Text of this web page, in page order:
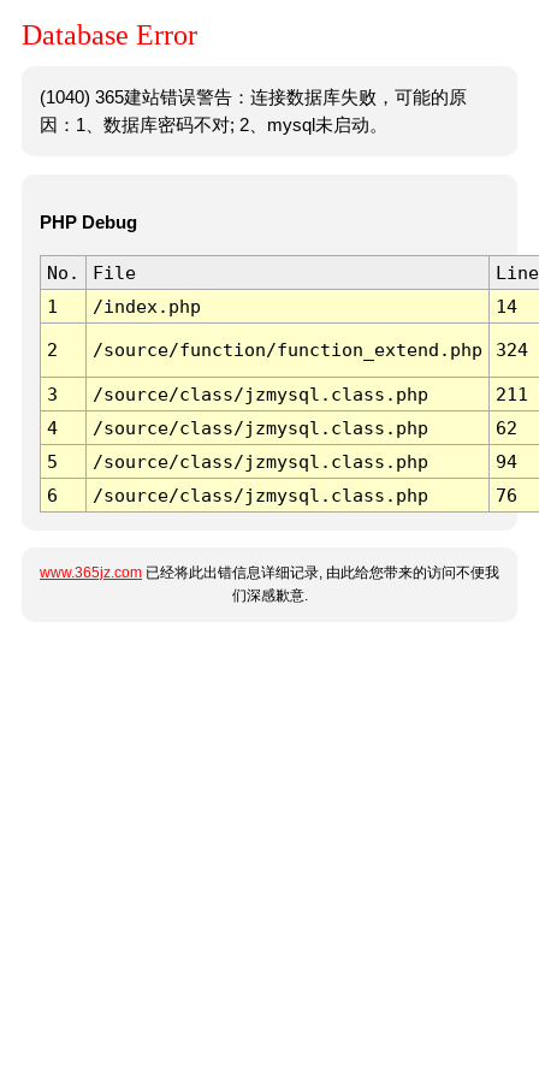
Database Error
(1040) 365建站错误警告：连接数据库失败，可能的原
因：1、数据库密码不对; 2、mysql未启动。
PHP Debug
No. File
Line
1
/index.php 14
2 /source/function/function_extend.php 324
3 /source/class/jzmysql.class.php
211
4
/source/class/jzmysql.class.php
62
5
/source/class/jzmysql.class.php
94
6
/source/class/jzmysql.class.php 76
www.365jz.com 已经将此出错信息详细记录, 由此给您带来的访问不便我
们深感歉意.